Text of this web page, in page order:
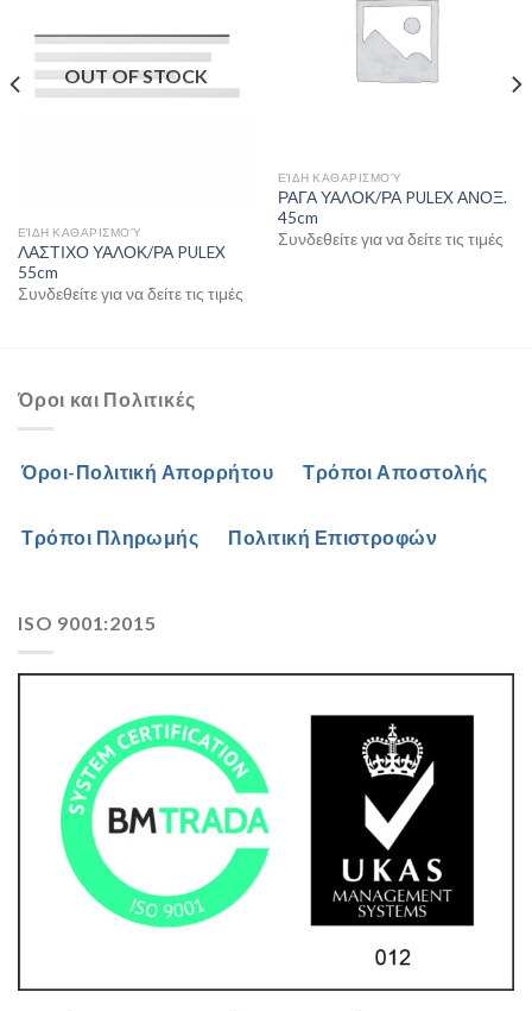
OUT OF STOCK
ΕΊΔΗ ΚΑΘΑΡΙΣΜΟΎ
ΛΑΣΤΙΧΟ ΥΑΛΟΚ/ΡΑ PULEX
55cm
Συνδεθείτε για να δείτε τις τιμές
ΕΊΔΗ ΚΑΘΑΡΙΣΜΟΎ
ΡΑΓΑ ΥΑΛΟΚ/ΡΑ PULEX ΑΝΟΞ.
45cm
Συνδεθείτε για να δείτε τις τιμές
Όροι και Πολιτικές
Όροι-Πολιτική Απορρήτου Τρόποι Αποστολής
Τρόποι Πληρωμής Πολιτική Επιστροφών
ISO 9001:2015